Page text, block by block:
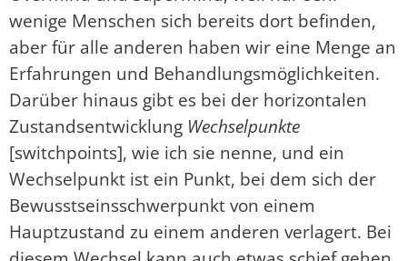
wenige Menschen sich bereits dort befinden,
aber für alle anderen haben wir eine Menge an
Erfahrungen und Behandlungsmöglichkeiten.
Darüber hinaus gibt es bei der horizontalen
Zustandsentwicklung Wechselpunkte
[switchpoints], wie ich sie nenne, und ein
Wechselpunkt ist ein Punkt, bei dem sich der
Bewusstseinsschwerpunkt von einem
Hauptzustand zu einem anderen verlagert. Bei